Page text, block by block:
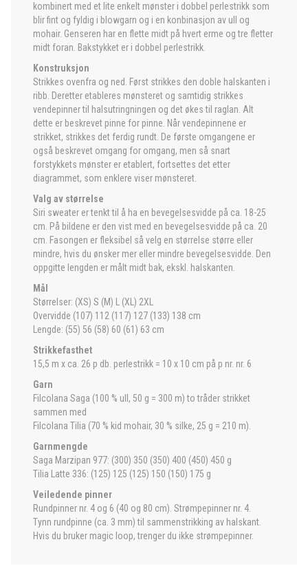
kombinert med et lite enkelt mønster i dobbel perlestrikk som
blir fint og fyldig i blowgarn og i en konbinasjon av ull og
mohair. Genseren har en flette midt på hvert erme og tre fletter
midt foran. Bakstykket er i dobbel perlestrikk.
Konstruksjon
Strikkes ovenfra og ned. Først strikkes den doble halskanten i
ribb. Deretter etableres mønsteret og samtidig strikkes
vendepinner til halsutringningen og det økes til raglan. Alt
dette er beskrevet pinne for pinne. Når vendepinnene er
strikket, strikkes det ferdig rundt. De første omgangene er
også beskrevet omgang for omgang, men så snart
forstykkets mønster er etablert, fortsettes det etter
diagrammet, som enklere viser mønsteret.
Valg av størrelse
Siri sweater er tenkt til å ha en bevegelsesvidde på ca. 18-25
cm. På bildene er den vist med en bevegelsesvidde på ca. 20
cm. Fasongen er fleksibel så velg en størrelse større eller
mindre, hvis du ønsker mer eller mindre bevegelsesvidde. Den
oppgitte lengden er målt midt bak, ekskl. halskanten.
Mål
Størrelser: (XS) S (M) L (XL) 2XL
Overvidde (107) 112 (117) 127 (133) 138 cm
Lengde: (55) 56 (58) 60 (61) 63 cm
Strikkefasthet
15,5 m x ca. 26 p db. perlestrikk = 10 x 10 cm på p nr. nr. 6
Garn
Filcolana Saga (100 % ull, 50 g = 300 m) to tråder strikket
sammen med
Filcolana Tilia (70 % kid mohair, 30 % silke, 25 g = 210 m).
Garnmengde
Saga Marzipan 977: (300) 350 (350) 400 (450) 450 g
Tilia Latte 336: (125) 125 (125) 150 (150) 175 g
Veiledende pinner
Rundpinner nr. 4 og 6 (40 og 80 cm). Strømpepinner nr. 4.
Tynn rundpinne (ca. 3 mm) til sammenstrikking av halskant.
Hvis du bruker magic loop, trenger du ikke strømpepinner.